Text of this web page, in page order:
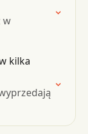
w
kilka